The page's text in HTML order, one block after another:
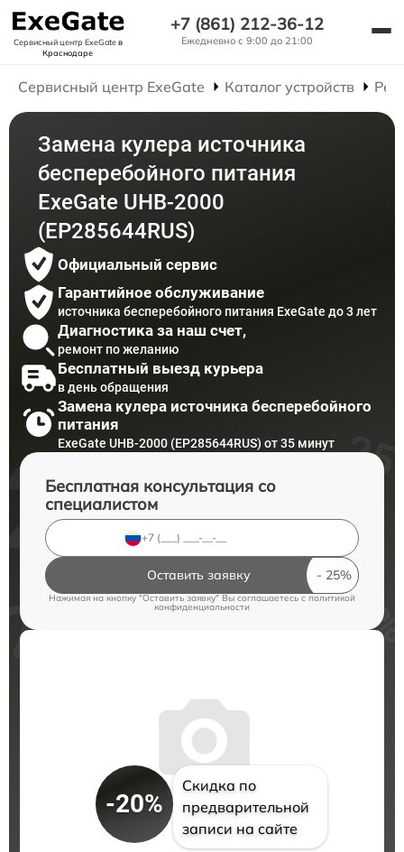
Сервисный центр ExeGateв
Краснодаре
+7 (861) 212-36-12
Ежедневно с 9:00 до 21:00
Сервисный центр ExeGate Каталог устройств
Замена кулера источника
бесперебойного питания
ExeGate UHB-2000
(EP285644RUS)
Официальный сервис
Гарантийное обслуживание
источника бесперебойного питания ExeGate до 3 лет
Диагностика за наш счет,
ремонт по желанию
Бесплатный выезд курьера
в день обращения
Замена кулера источника бесперебойного
питания
ExeGate UHB-2000 (EP285644RUS) от 35 минут
Бесплатная консультация со
специалистом
Оставить заявку
Нажимая на кнопку "Оставить заявку" Вы соглашаетесь cполитикой
конфиденциальности
-20%
Скидка по
предварительной
записи на сайте